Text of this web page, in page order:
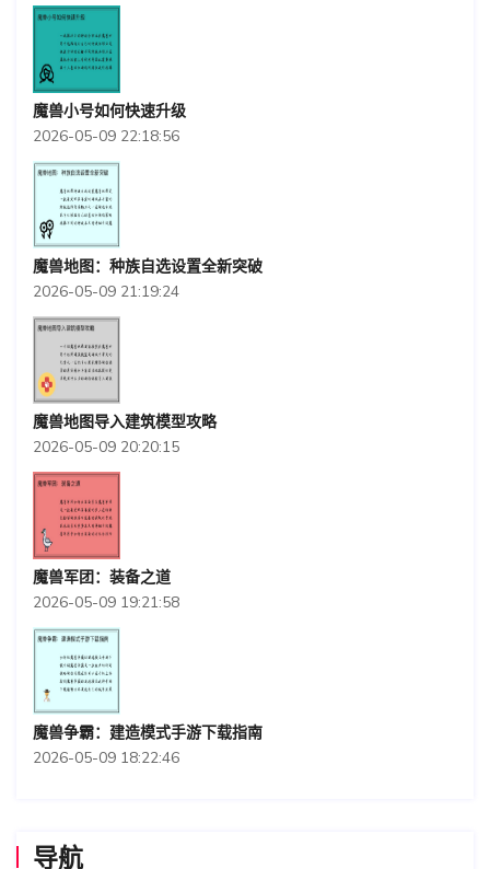
魔兽小号如何快速升级
2026-05-09 22:18:56
魔兽地图：种族自选设置全新突破
2026-05-09 21:19:24
魔兽地图导入建筑模型攻略
2026-05-09 20:20:15
魔兽军团：装备之道
2026-05-09 19:21:58
魔兽争霸：建造模式手游下载指南
2026-05-09 18:22:46
导航